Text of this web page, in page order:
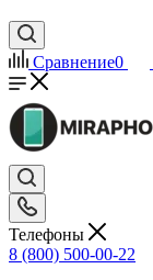
Сравнение0
Телефоны
8 (800) 500-00-22